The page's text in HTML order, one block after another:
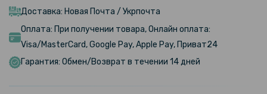
Turbo
254 грн
299 грн
Turbo с металлической вставкой
Доставка: Новая Почта / Укрпочта
Оплата: При получении товара, Онлайн оплата:
Visa/MasterCard, Google Pay, Apple Pay, Приват24
Гарантия: Обмен/Возврат в течении 14 дней